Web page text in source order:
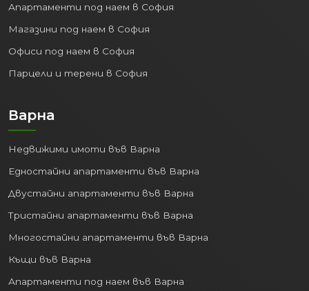
Апартаменти под наем в София
Магазини под наем в София
Офиси под наем в София
Парцели и терени в София
Варна
Недвижими имоти във Варна
Едностайни апартаменти във Варна
Двустайни апартаменти във Варна
Тристайни апартаменти във Варна
Многостайни апартаменти във Варна
Къщи във Варна
Апартаменти под наем във Варна